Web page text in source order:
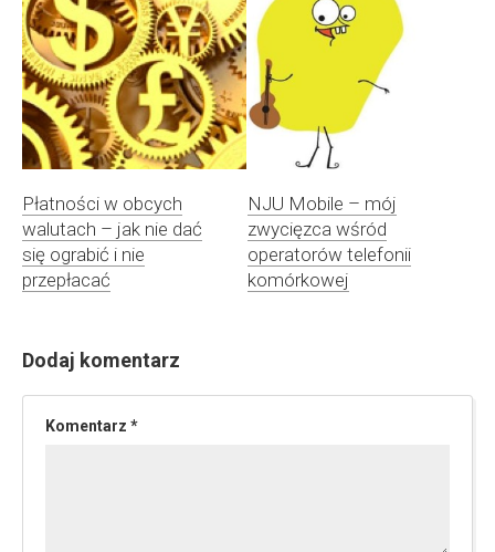
Płatności w obcych
walutach – jak nie dać
się ograbić i nie
przepłacać
NJU Mobile – mój
zwycięzca wśród
operatorów telefonii
komórkowej
Dodaj komentarz
Komentarz *